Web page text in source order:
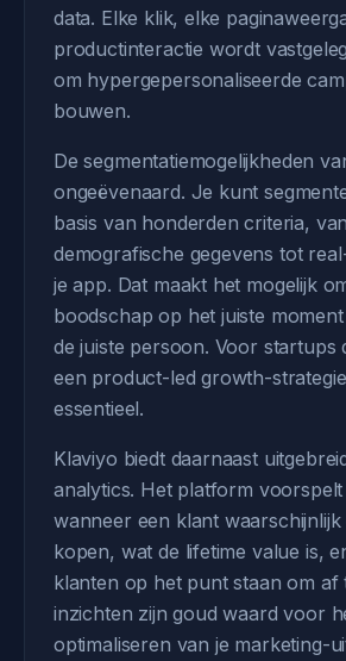
data. Elke klik, elke
productinteractie wordt
om hypergepersonaliseerde
bouwen.
De segmentatiemogelijkheden
ongeëvenaard. Je kunt
basis van honderden criteria, van
demografische gegevens tot
je app. Dat maakt het mogelijk
boodschap op het juiste
de juiste persoon. Voor startups
een product-led growth-
essentieel.
Klaviyo biedt daarnaast
analytics. Het platform
wanneer een klant
kopen, wat de lifetime value is,
klanten op het punt staan om af
inzichten zijn goud waard voor
optimaliseren van je marketing-